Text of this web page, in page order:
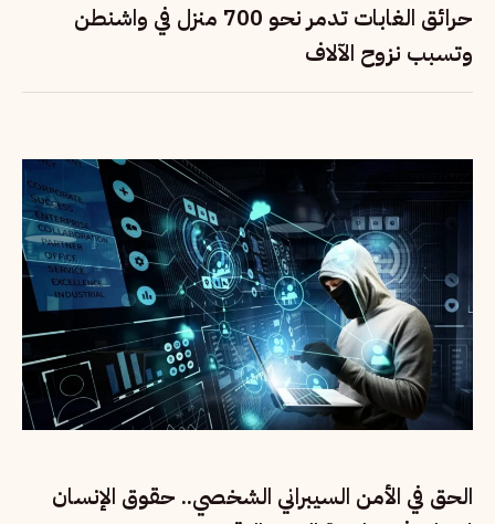
حرائق الغابات تدمر نحو 700 منزل في واشنطن
وتسبب نزوح الآلاف
الحق في الأمن السيبراني الشخصي.. حقوق الإنسان